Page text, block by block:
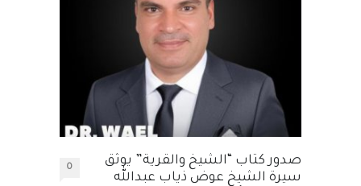
صدور كتاب “الشيخ والقرية” يوثق
سيرة الشيخ عوض ذياب عبدالله
0